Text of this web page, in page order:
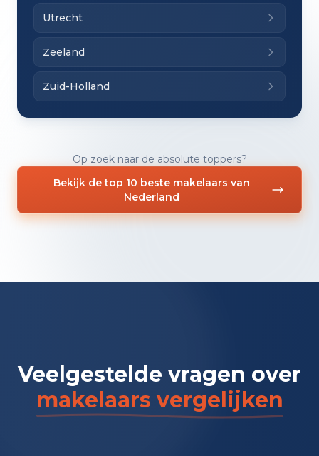
Utrecht
Zeeland
Zuid-Holland
Op zoek naar de absolute toppers?
Bekijk de top 10 beste makelaars van
Nederland
Veelgestelde vragen over
makelaars vergelijken